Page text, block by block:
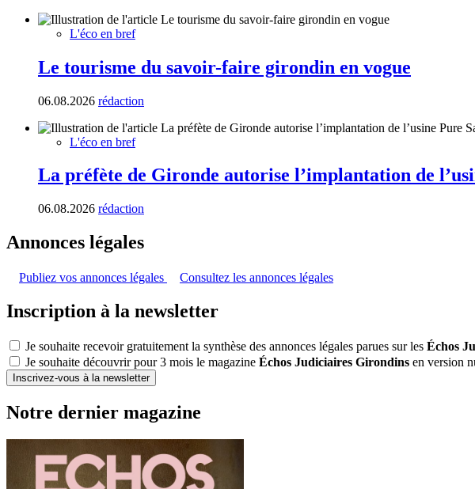
L'éco en bref
Le tourisme du savoir-faire girondin en vogue
06.08.2026 rédaction
L'éco en bref
La préfète de Gironde autorise l’implantation de
06.08.2026 rédaction
Annonces légales
Publiez vos annonces légales Consultez les annonces légales
Inscription à la newsletter
Je souhaite recevoir gratuitement la synthèse des annonces légales parues sur les Échos
Je souhaite découvrir pour 3 mois le magazine Échos Judiciaires Girondins en version
Inscrivez-vous à la newsletter
Notre dernier magazine